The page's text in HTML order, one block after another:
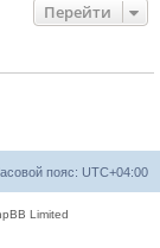
Перейти
пояс: UTC+04:00
Limited